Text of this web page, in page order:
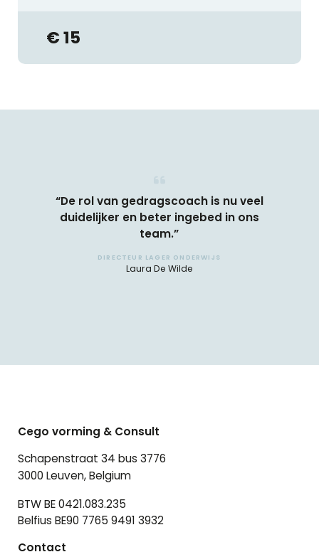
€ 15
“De rol van gedragscoach is nu veel
duidelijker en beter ingebed in ons
team.”
DIRECTEUR LAGER ONDERWIJS
Laura De Wilde
Cego vorming & Consult
Schapenstraat 34 bus 3776
3000 Leuven, Belgium
BTW BE 0421.083.235
Belfius BE90 7765 9491 3932
Contact